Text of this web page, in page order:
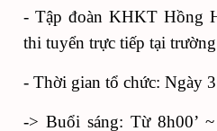
- Tập đoàn KHKT Hồng
thi tuyển trực tiếp tại
- Thời gian tổ chức: Ngày
-> Buổi sáng: Từ 8h00’